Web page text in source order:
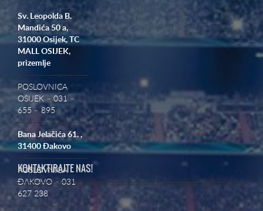
Sv. Leopolda B.
Mandića 50 a,
31000 Osijek,
TC
MALL OSIJEK,
prizemlje
POSLOVNICA
OSIJEK – 031 –
655 – 895
Bana Jelačića 61. ,
31400 Đakovo
POSLOVNICA
ĐAKOVO – 031
627 238
KONTAKTIRAJTE NAS!